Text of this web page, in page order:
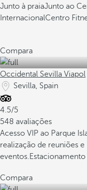
Junto à praiaJunto ao
InternacionalCentro
Compara
Occidental Sevilla Viapol
Sevilla, Spain
4.5/5
548 avaliações
Acesso VIP ao Parque
realização de reuniões e
eventos.
Compara